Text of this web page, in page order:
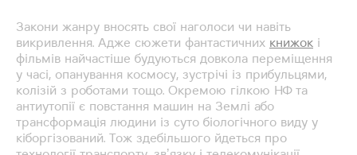
Закони жанру вносять свої наголоси чи навіть
викривлення. Адже сюжети фантастичних книжок і
фільмів найчастіше будуються довкола переміщення
у часі, опанування космосу, зустрічі із прибульцями,
колізій з роботами тощо. Окремою гілкою НФ та
антиутопії є повстання машин на Землі або
трансформація людини із суто біологічного виду у
кіборгізований. Тож здебільшого йдеться про